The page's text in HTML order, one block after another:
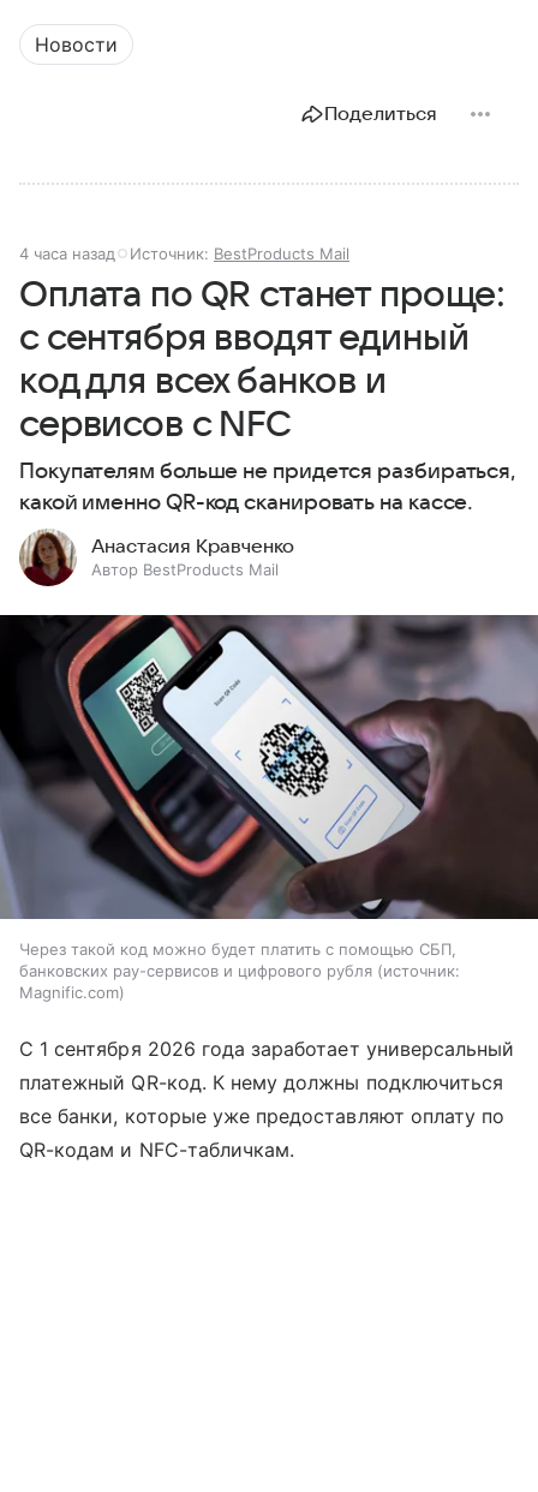
Новости
Поделиться
4 часа назад Источник: BestProducts Mail
Оплата по QR станет проще:
с сентября вводят единый
код для всех банков и
сервисов с NFC
Покупателям больше не придется разбираться,
какой именно QR-код сканировать на кассе.
Анастасия Кравченко
Автор BestProducts Mail
Через такой код можно будет платить с помощью СБП,
банковских pay-сервисов и цифрового рубля
источник:
Magnific.com
С 1 сентября 2026 года заработает универсальный
платежный QR-код. К нему должны подключиться
все банки, которые уже предоставляют оплату по
QR-кодам и NFC-табличкам.